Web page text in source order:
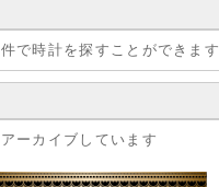
で時計を探すことができます
ーカイブしています